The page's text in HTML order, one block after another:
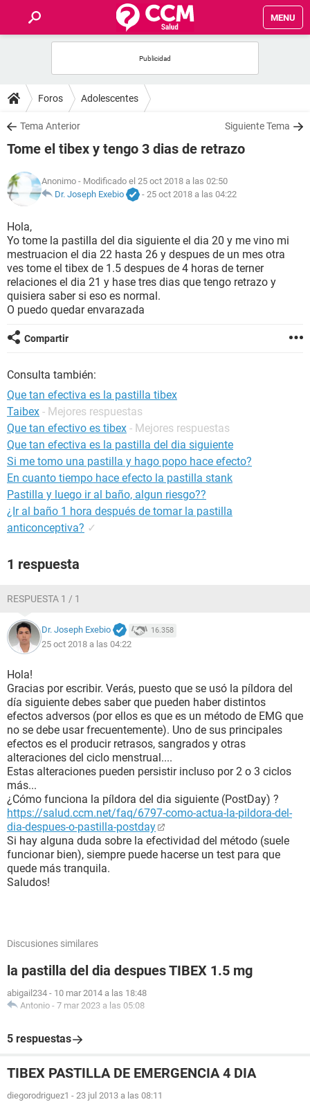
MENU
FOROS
SALUD
NUTRICIÓN
BIENESTAR
SEXUALIDAD
GLOSARIO
Foros Adolescentes
Tema Anterior Siguiente Tema
Tome el tibex y tengo 3 dias de retrazo
Anonimo - Modificado el 25 oct 2018 a las 02:50
Dr. Joseph Exebio
- 25 oct 2018 a las 04:22
Hola,
Yo tome la pastilla del dia siguiente el dia 20 y me vino mi
mestruacion el dia 22 hasta 26 y despues de un mes otra
ves tome el tibex de 1.5 despues de 4 horas de terner
relaciones el dia 21 y hase tres dias que tengo retrazo y
quisiera saber si eso es normal.
O puedo quedar envarazada
Compartir
Consulta también:
Que tan efectiva es la pastilla tibex
Taibex - Mejores respuestas
Que tan efectivo es tibex - Mejores respuestas
Que tan efectiva es la pastilla del dia siguiente
Si me tomo una pastilla y hago popo hace efecto?
En cuanto tiempo hace efecto la pastilla stank
Pastilla y luego ir al baño, algun riesgo??
¿Ir al baño 1 hora después de tomar la pastilla
anticonceptiva? ✓
1 respuesta
RESPUESTA 1 / 1
Dr. Joseph Exebio 16.358
25 oct 2018 a las 04:22
Hola!
Gracias por escribir. Verás, puesto que se usó la píldora del
día siguiente debes saber que pueden haber distintos
efectos adversos (por ellos es que es un método de EMG que
no se debe usar frecuentemente). Uno de sus principales
efectos es el producir retrasos, sangrados y otras
alteraciones del ciclo menstrual....
Estas alteraciones pueden persistir incluso por 2 o 3 ciclos
más...
¿Cómo funciona la píldora del dia siguiente (PostDay) ?
https://salud.ccm.net/faq/6797-como-actua-la-pildora-del-
dia-despues-o-pastilla-postday
Si hay alguna duda sobre la efectividad del método (suele
funcionar bien), siempre puede hacerse un test para que
quede más tranquila.
Saludos!
Discusiones similares
la pastilla del dia despues TIBEX 1.5 mg
abigail234 - 10 mar 2014 a las 18:48
Antonio - 7 mar 2023 a las 05:08
5 respuestas
TIBEX PASTILLA DE EMERGENCIA 4 DIA
diegorodriguez1 - 23 jul 2013 a las 08:11